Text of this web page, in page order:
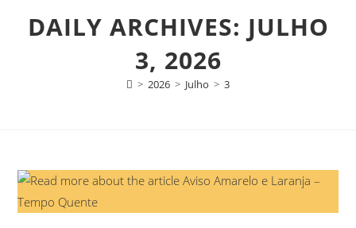
DAILY ARCHIVES: JULHO
3, 2026
> 2026 > Julho > 3